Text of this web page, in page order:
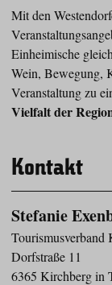
Mit den
Einheimische
Wein, Bewegung,
Veranstaltung zu
Vielfalt der
Kontakt
Stefanie
Dorfstraße 11
6365 Kirchberg in